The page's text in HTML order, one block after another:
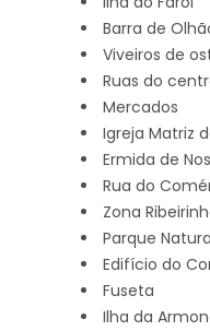
Barra de
Viveiros de
Ruas do
Mercados
Igreja Matriz
Ermida de
Rua do
Zona
Parque
Edifício do
Fuseta
Ilha da